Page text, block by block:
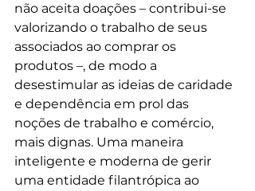
não aceita doações – contribui-se
valorizando o trabalho de seus
associados ao comprar os
produtos –, de modo a
desestimular as ideias de caridade
e dependência em prol das
noções de trabalho e comércio,
mais dignas. Uma maneira
inteligente e moderna de gerir
uma entidade filantrópica ao